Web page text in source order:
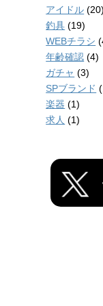
アイドル (20)
釣具 (19)
WEBチラシ
年齢確認 (4)
ガチャ (3)
SPブランド
楽器 (1)
求人 (1)